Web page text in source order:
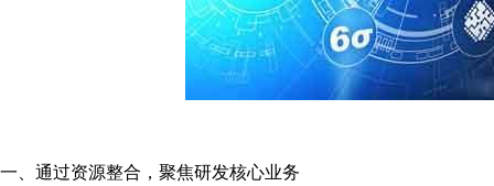
一、通过资源整合，聚焦研发核心业务